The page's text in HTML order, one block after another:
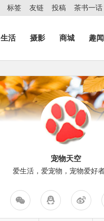
标签 友链 投稿 茶书一话
生活 摄影 商城 趣
宠物天空
爱生活，爱宠物，宠物爱好